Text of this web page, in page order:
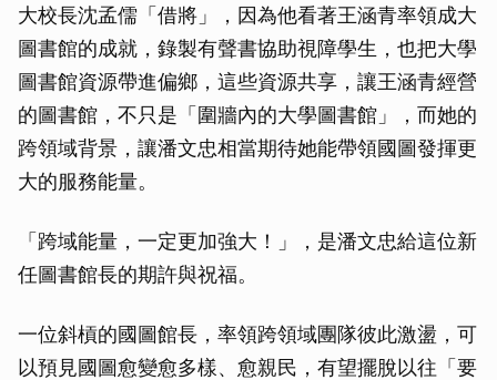
大校長沈孟儒「借將」，因為他看著王涵青率領成大
圖書館的成就，錄製有聲書協助視障學生，也把大學
圖書館資源帶進偏鄉，這些資源共享，讓王涵青經營
的圖書館，不只是「圍牆內的大學圖書館」，而她的
跨領域背景，讓潘文忠相當期待她能帶領國圖發揮更
大的服務能量。
「跨域能量，一定更加強大！」，是潘文忠給這位新
任圖書館長的期許與祝福。
一位斜槓的國圖館長，率領跨領域團隊彼此激盪，可
以預見國圖愈變愈多樣、愈親民，有望擺脫以往「要